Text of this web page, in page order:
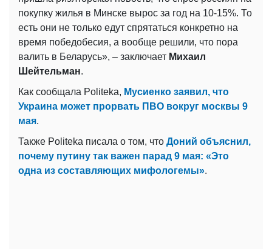
покупку жилья в Минске вырос за год на 10-15%. То
есть они не только едут спрятаться конкретно на
время победобесия, а вообще решили, что пора
валить в Беларусь», – заключает Михаил
Шейтельман.
Как сообщала Politeka, Мусиенко заявил, что
Украина может прорвать ПВО вокруг москвы 9
мая.
Также Politeka писала о том, что Доний объяснил,
почему путину так важен парад 9 мая: «Это
одна из составляющих мифологемы».